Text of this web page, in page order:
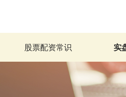
股票配资常识 实